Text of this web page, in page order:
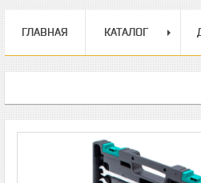
ГЛАВНАЯ КАТАЛОГ